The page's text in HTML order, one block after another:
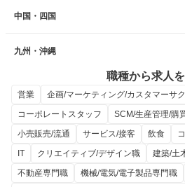
中国・四国
九州・沖縄
職種から求人
営業
企画/マーケティング/カスタマーサ
コーポレートスタッフ
SCM/生産管理/購
小売販売/流通
サービス/接客 飲食
IT
クリエイティブ/デザイン職
建築/土
不動産専門職
機械/電気/電子製品専門職